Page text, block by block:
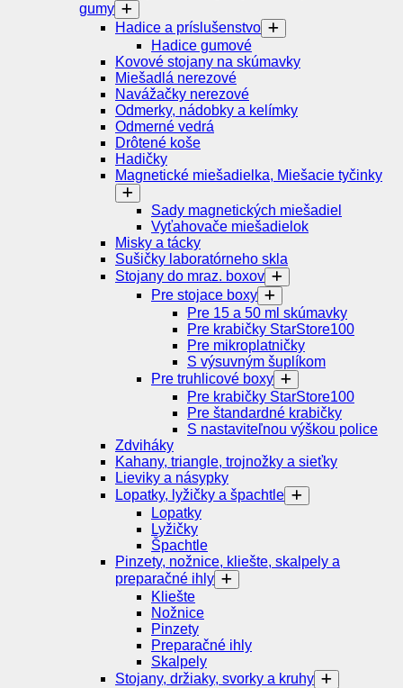
gumy
Hadice a príslušenstvo
Hadice gumové
Kovové stojany na skúmavky
Miešadlá nerezové
Navážačky nerezové
Odmerky, nádobky a kelímky
Odmerné vedrá
Drôtené koše
Hadičky
Magnetické miešadielka, Miešacie tyčinky
Sady magnetických miešadiel
Vyťahovače miešadielok
Misky a tácky
Sušičky laboratórneho skla
Stojany do mraz. boxov
Pre stojace boxy
Pre 15 a 50 ml skúmavky
Pre krabičky StarStore100
Pre mikroplatničky
S výsuvným šuplíkom
Pre truhlicové boxy
Pre krabičky StarStore100
Pre štandardné krabičky
S nastaviteľnou výškou police
Zdviháky
Kahany, triangle, trojnožky a sieťky
Lieviky a násypky
Lopatky, lyžičky a špachtle
Lopatky
Lyžičky
Špachtle
Pinzety, nožnice, kliešte, skalpely a
preparačné ihly
Kliešte
Nožnice
Pinzety
Preparačné ihly
Skalpely
Stojany, držiaky, svorky a kruhy